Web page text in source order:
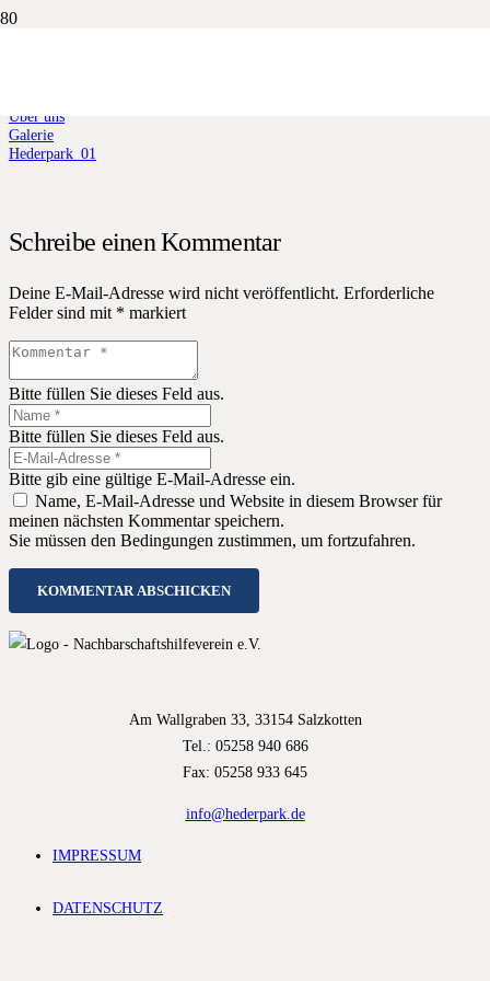
Über uns
Galerie
Hederpark_01
Schreibe einen Kommentar
Deine E-Mail-Adresse wird nicht veröffentlicht. Erforderliche
Felder sind mit * markiert
Bitte füllen Sie dieses Feld aus.
Bitte füllen Sie dieses Feld aus.
Bitte gib eine gültige E-Mail-Adresse ein.
Name, E-Mail-Adresse und Website in diesem Browser für
meinen nächsten Kommentar speichern.
Sie müssen den Bedingungen zustimmen, um fortzufahren.
KOMMENTAR ABSCHICKEN
Am Wallgraben 33, 33154 Salzkotten
Tel.: 05258 940 686
Fax: 05258 933 645
info@hederpark.de
IMPRESSUM
DATENSCHUTZ